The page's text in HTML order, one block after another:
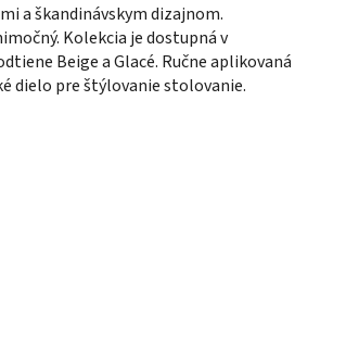
a škandinávskym dizajnom.
Kolekcia je dostupná v
Beige a Glacé. Ručne aplikovaná
dielo pre štýlovanie stolovanie.